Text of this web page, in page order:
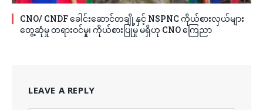
CNO/ CNDF ခေါင်းဆောင်တချို့နှင့် NSPNC ကိုယ်စားလှယ်များ
တွေ့ဆုံမှု တရားဝင်မှု၊ ကိုယ်စားပြုမှု မရှိဟု CNO ကြေညာ
LEAVE A REPLY